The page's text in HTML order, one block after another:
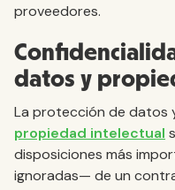
proveedores.
datos y
La protección de datos
propiedad intelectual
disposiciones más
ignoradas— de un